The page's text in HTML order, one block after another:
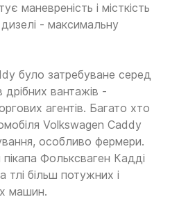
маневреність і місткість
- максимальну
було затребуване серед
дрібних вантажів -
агентів. Багато хто
Volkswagen Caddy
особливо фермери.
Фольксваген Кадді
тлі більш потужних і
машин.